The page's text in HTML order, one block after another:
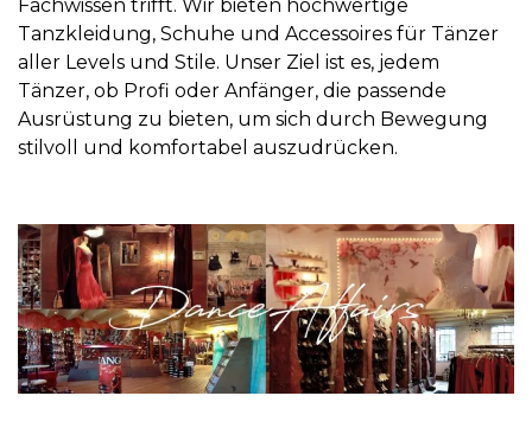
Fachwissen trifft. Wir bieten hochwertige
Tanzkleidung, Schuhe und Accessoires für Tänzer
aller Levels und Stile. Unser Ziel ist es, jedem
Tänzer, ob Profi oder Anfänger, die passende
Ausrüstung zu bieten, um sich durch Bewegung
stilvoll und komfortabel auszudrücken.